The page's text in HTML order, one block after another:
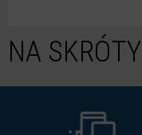
NA SKRÓTY